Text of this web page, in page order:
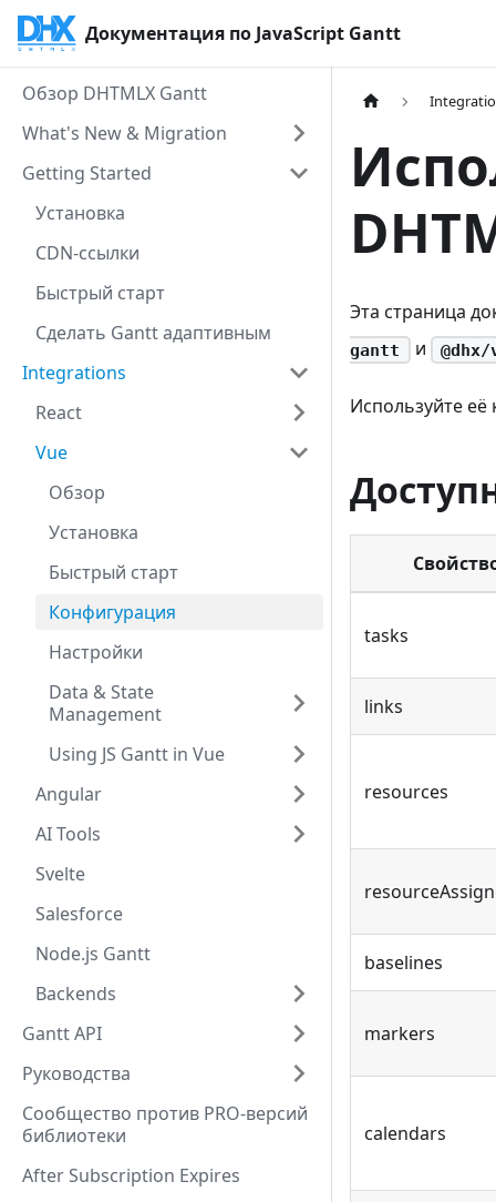
Документация по JavaScript Gantt
Обзор DHTMLX Gantt
What's New & Migration
Getting Started
Установка
CDN-ссылки
Быстрый старт
Сделать Gantt адаптивным
Integrations
React
Vue
Обзор
Установка
Быстрый старт
Конфигурация
Настройки
Data & State
Management
Using JS Gantt in Vue
Angular
AI Tools
Svelte
Salesforce
Node.js Gantt
Backends
Gantt API
Руководства
Сообщество против PRO-версий
библиотеки
After Subscription Expires
Эта страница
gantt
и
Используйте её
tasks
links
resources
baselines
markers
calendars